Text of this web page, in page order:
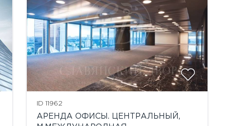
ID 11962
АРЕНДА ОФИСЫ. ЦЕНТРАЛЬНЫЙ,